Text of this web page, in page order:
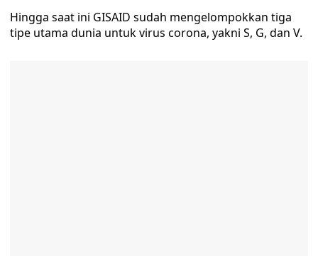
Hingga saat ini GISAID sudah mengelompokkan tiga
tipe utama dunia untuk virus corona, yakni S, G, dan V.